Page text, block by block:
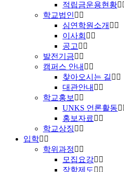
적립금운용현황
학교법인
심연학원소개
이사회
공고
발전기금
캠퍼스 안내
찾아오시는 길
대관안내
학교홍보
UNKS 언론활동
홍보자료
학교상징
입학
학위과정
모집요강
장학제도